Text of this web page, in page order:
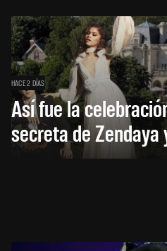
HACE 2 DÍAS
Así fue la
secreta de Zendaya